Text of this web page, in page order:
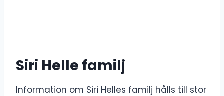
Siri Helle familj
Information om Siri Helles familj hålls till stor